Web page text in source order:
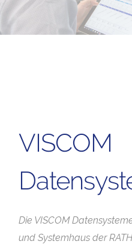
VISCOM
Die VISCOM
und Systemhaus der